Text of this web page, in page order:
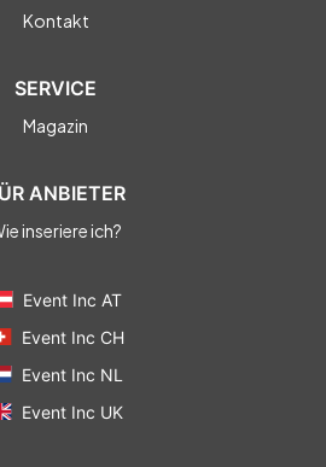
Kontakt
SERVICE
Magazin
ANBIETER
inseriere ich?
Event Inc AT
Event Inc CH
Event Inc NL
Event Inc UK